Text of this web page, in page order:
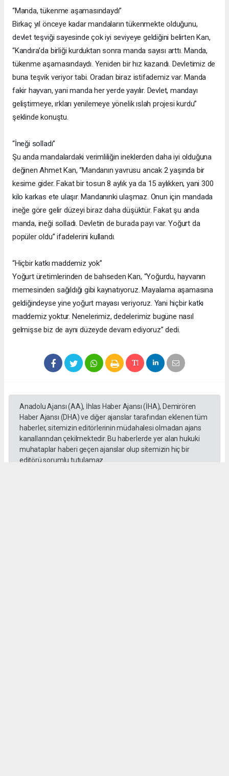
“Manda, tükenme aşamasındaydı”
Birkaç yıl önceye kadar mandaların tükenmekte olduğunu,
devlet teşviği sayesinde çok iyi seviyeye geldiğini belirten Kan,
“Kandıra’da birliği kurduktan sonra manda sayısı arttı. Manda,
tükenme aşamasındaydı. Yeniden bir hız kazandı. Devletimiz de
buna teşvik veriyor tabi. Oradan biraz istifademiz var. Manda
fakir hayvan, yani manda her yerde yayılır. Devlet, mandayı
geliştirmeye, ırkları yenilemeye yönelik ıslah projesi kurdu”
şeklinde konuştu.
“İneği solladı”
Şu anda mandalardaki verimliliğin ineklerden daha iyi olduğuna
değinen Ahmet Kan, “Mandanın yavrusu ancak 2 yaşında bir
kesime gider. Fakat bir tosun 8 aylık ya da 15 aylıkken, yani 300
kilo karkas ete ulaşır. Mandanınki ulaşmaz. Onun için mandada
ineğe göre gelir düzeyi biraz daha düşüktür. Fakat şu anda
manda, ineği solladı. Devletin de burada payı var. Yoğurt da
popüler oldu” ifadelerini kullandı.
“Hiçbir katkı maddemiz yok”
Yoğurt üretimlerinden de bahseden Kan, “Yoğurdu, hayvanın
memesinden sağıldığı gibi kaynatıyoruz. Mayalama aşamasına
geldiğindeyse yine yoğurt mayası veriyoruz. Yani hiçbir katkı
maddemiz yoktur. Nenelerimiz, dedelerimiz bugüne nasıl
gelmişse biz de aynı düzeyde devam ediyoruz” dedi.
Anadolu Ajansı (AA), İhlas Haber Ajansı (İHA), Demirören
Haber Ajansı (DHA) ve diğer ajanslar tarafından eklenen tüm
haberler, sitemizin editörlerinin müdahalesi olmadan ajans
kanallarından çekilmektedir. Bu haberlerde yer alan hukuki
muhataplar haberi geçen ajanslar olup sitemizin hiç bir
editörü sorumlu tutulamaz...